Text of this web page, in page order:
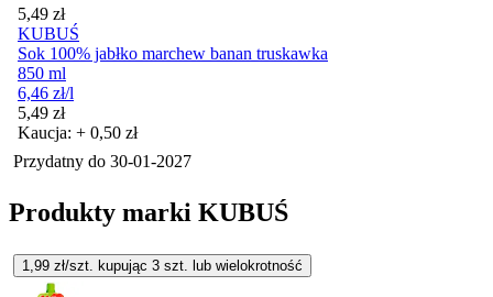
Cena
5,49 zł
KUBUŚ
Sok 100% jabłko marchew banan truskawka
850 ml
6,46 zł/l
Cena
5,49 zł
Kaucja: + 0,50 zł
Przydatny do 30-01-2027
Produkty marki KUBUŚ
1,99 zł/szt. kupując 3 szt. lub wielokrotność